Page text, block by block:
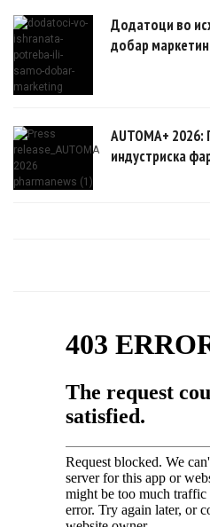
Додатоци во
добар
AUTOMA+ 2026:
индустриска